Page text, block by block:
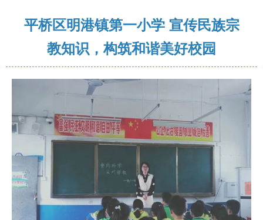
平桥区明港镇第一小学 宣传民族宗
教知识，构筑和谐美好校园